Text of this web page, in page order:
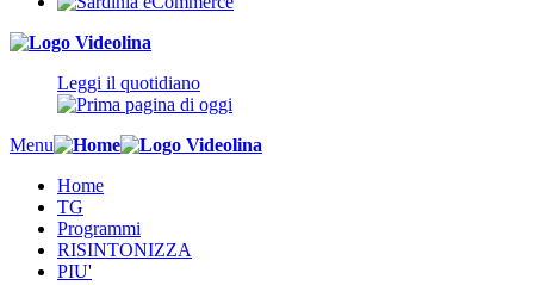
Leggi il quotidiano
Menu
Home
TG
Programmi
RISINTONIZZA
PIU'